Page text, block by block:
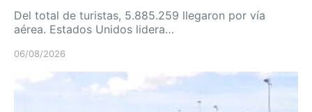
Del total de turistas, 5.885.259 llegaron por vía
aérea. Estados Unidos lidera…
06/08/2026